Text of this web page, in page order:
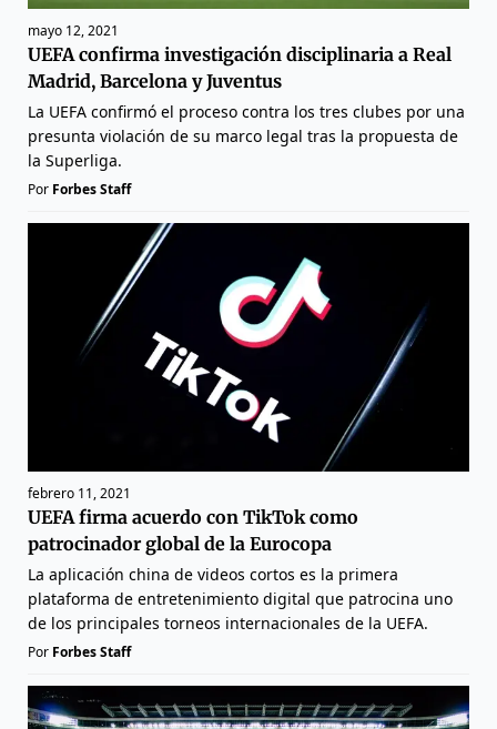
mayo 12, 2021
UEFA confirma investigación disciplinaria a Real
Madrid, Barcelona y Juventus
La UEFA confirmó el proceso contra los tres clubes por una
presunta violación de su marco legal tras la propuesta de
la Superliga.
Por Forbes Staff
febrero 11, 2021
UEFA firma acuerdo con TikTok como
patrocinador global de la Eurocopa
La aplicación china de videos cortos es la primera
plataforma de entretenimiento digital que patrocina uno
de los principales torneos internacionales de la UEFA.
Por Forbes Staff